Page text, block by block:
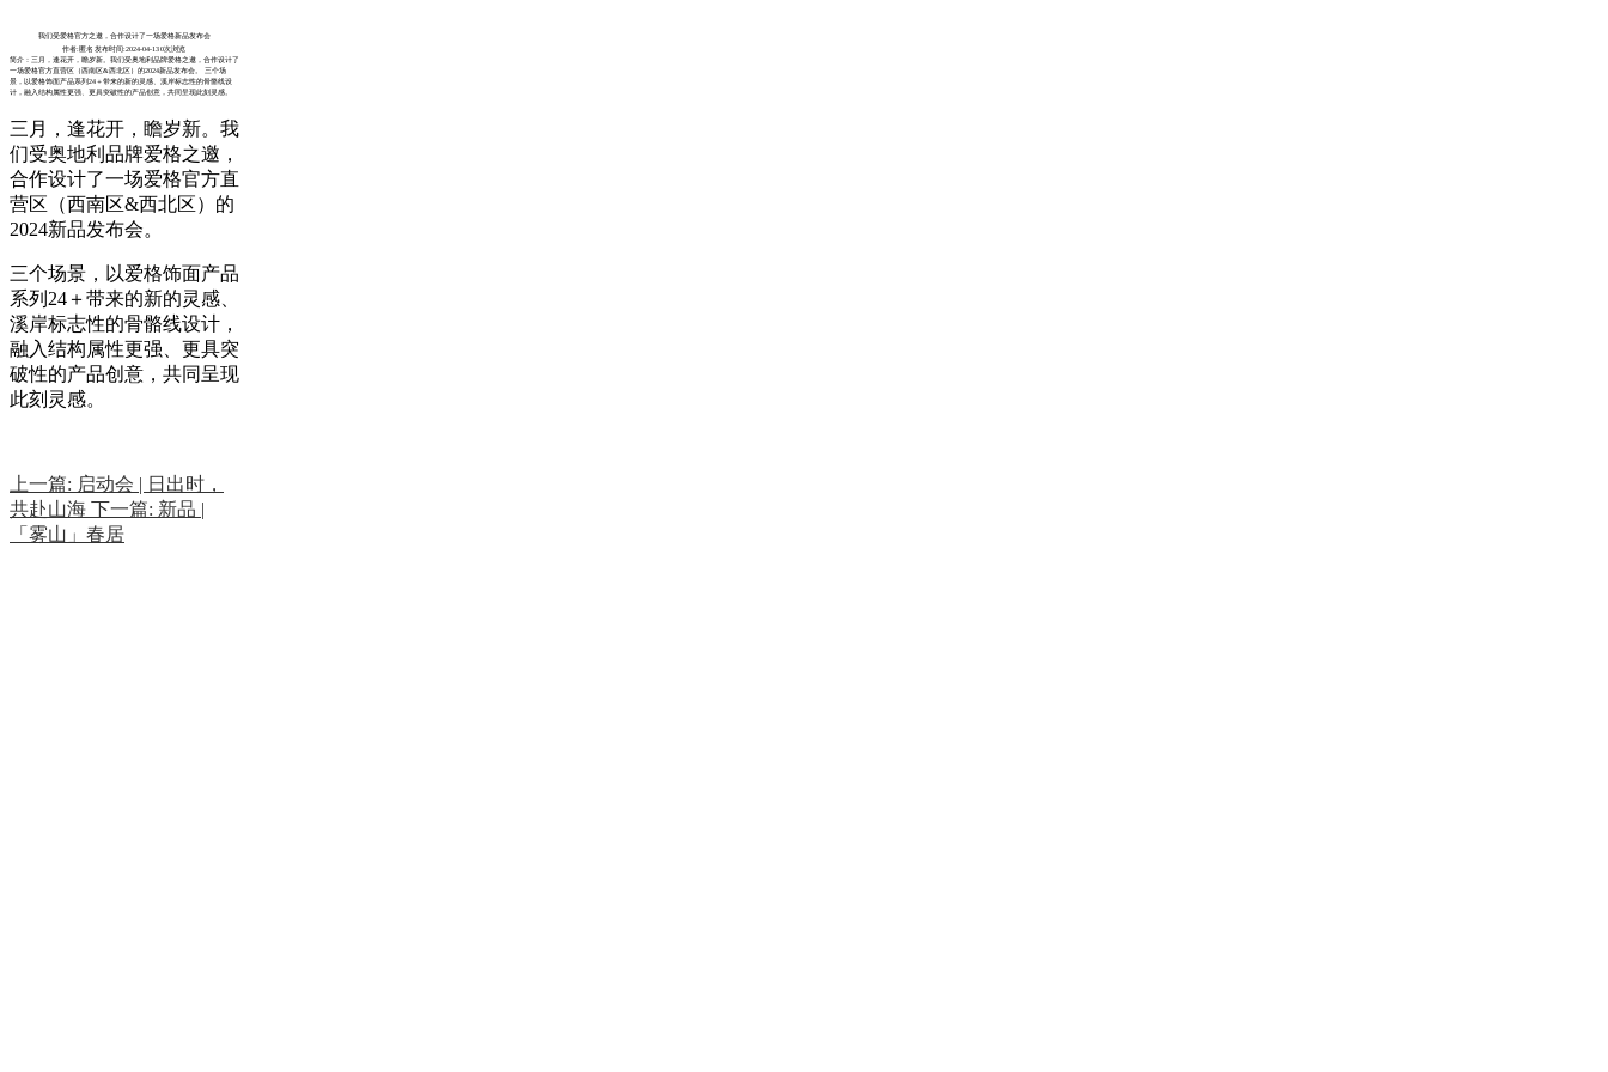
我们受爱格官方之邀，合作设计了一场爱格新品发布会
作者:匿名 发布时间:2024-04-130次浏览
简介：三月，逢花开，瞻岁新。我们受奥地利品牌爱格之邀，合作设计了
一场爱格官方直营区（西南区&西北区）的2024新品发布会。 三个场
景，以爱格饰面产品系列24＋带来的新的灵感、溪岸标志性的骨骼线设
计，融入结构属性更强、更具突破性的产品创意，共同呈现此刻灵感。
三月，逢花开，瞻岁新。我
们受奥地利品牌爱格之邀，
合作设计了一场爱格官方直
营区（西南区&西北区）的
2024新品发布会。
三个场景，以爱格饰面产品
系列24＋带来的新的灵感、
溪岸标志性的骨骼线设计，
融入结构属性更强、更具突
破性的产品创意，共同呈现
此刻灵感。
上一篇: 启动会 | 日出时，
共赴山海 下一篇: 新品 |
「雾山」春居